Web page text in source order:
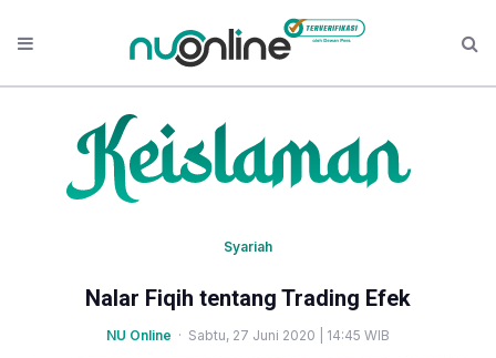
Syariah
Nalar Fiqih tentang Trading Efek
NU Online · Sabtu, 27 Juni 2020 | 14:45 WIB